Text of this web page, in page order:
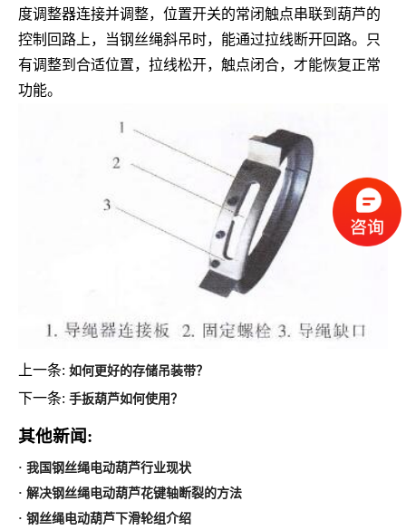
度调整器连接并调整，位置开关的常闭触点串联到葫芦的
控制回路上，当钢丝绳斜吊时，能通过拉线断开回路。只
有调整到合适位置，拉线松开，触点闭合，才能恢复正常
功能。
上一条: 如何更好的存储吊装带？
下一条: 手扳葫芦如何使用？
其他新闻:
· 我国钢丝绳电动葫芦行业现状
· 解决钢丝绳电动葫芦花键轴断裂的方法
· 钢丝绳电动葫芦下滑轮组介绍